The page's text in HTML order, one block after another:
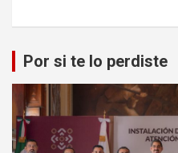
Por si te lo perdiste